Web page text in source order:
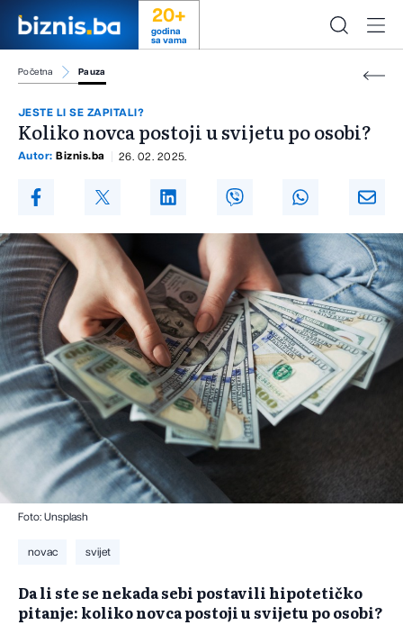
20+
godina
sa vama
Početna Pauza
JESTE LI SE ZAPITALI?
Koliko novca postoji u svijetu po osobi?
Autor: Biznis.ba 26. 02. 2025.
Foto: Unsplash
novac svijet
Da li ste se nekada sebi postavili hipotetičko
pitanje: koliko novca postoji u svijetu po osobi?